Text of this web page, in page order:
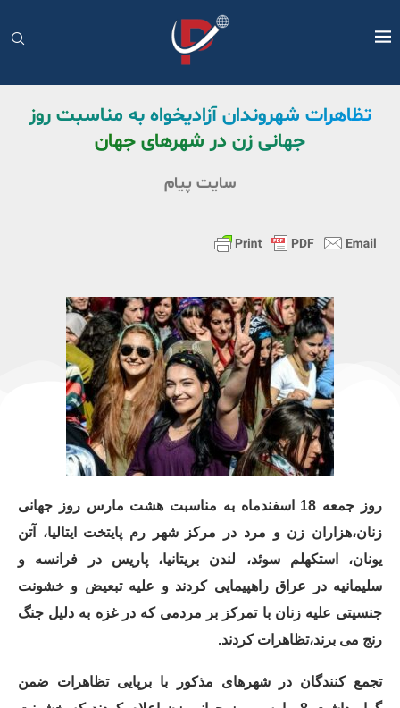
تظاهرات شهروندان آزادیخواه به مناسبت روز
جهانی زن در شهرهای جهان
سایت پیام
روز جمعه 18 اسفندماه به مناسبت هشت مارس روز جهانی
زنان،هزاران زن و مرد در مرکز شهر رم پایتخت ایتالیا، آتن
یونان، استکهلم سوئد، لندن بریتانیا، پاریس در فرانسه و
سلیمانیه در عراق راهپیمایی کردند و علیه تبعیض و خشونت
جنسیتی علیه زنان با تمرکز بر مردمی که در غزه به دلیل جنگ
رنج می برند،تظاهرات کردند.
تجمع کنندگان در شهرهای مذکور با برپایی تظاهرات ضمن